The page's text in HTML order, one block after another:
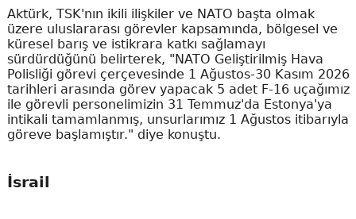
Aktürk, TSK'nın ikili ilişkiler ve NATO başta olmak
üzere uluslararası görevler kapsamında, bölgesel ve
küresel barış ve istikrara katkı sağlamayı
sürdürdüğünü belirterek, "NATO Geliştirilmiş Hava
Polisliği görevi çerçevesinde 1 Ağustos-30 Kasım 2026
tarihleri arasında görev yapacak 5 adet F-16 uçağımız
ile görevli personelimizin 31 Temmuz'da Estonya'ya
intikali tamamlanmış, unsurlarımız 1 Ağustos itibarıyla
göreve başlamıştır." diye konuştu.
İsrail